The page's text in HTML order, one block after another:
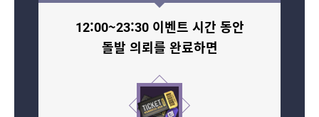
12:00~23:30 이벤트 시간 동안
돌발 의뢰를 완료하면